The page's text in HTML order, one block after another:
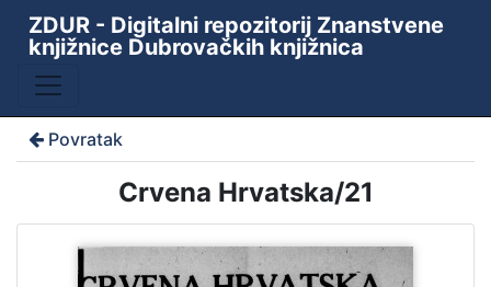
ZDUR - Digitalni repozitorij Znanstvene
knjižnice Dubrovačkih knjižnica
Povratak
Crvena Hrvatska/21